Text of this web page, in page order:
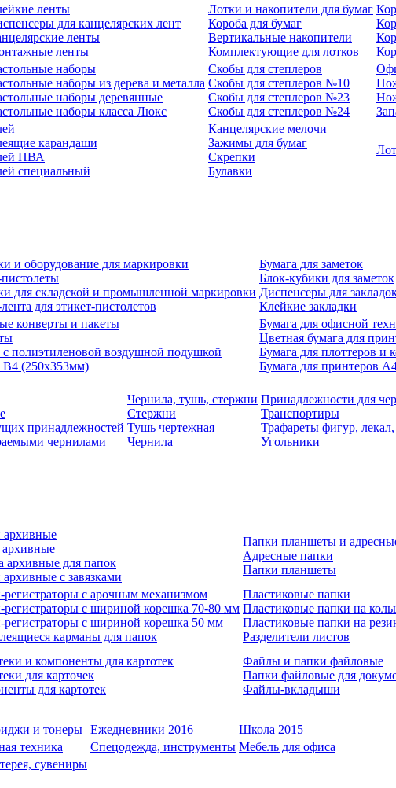
ленты
для канцелярских лент
ленты
ленты
Лотки и накопители для бумаг
Короба для бумаг
Вертикальные накопители
Комплектующие для лотков
наборы
наборы из дерева и металла
наборы деревянные
наборы класса Люкс
Скобы для степлеров
Скобы для степлеров №10
Скобы для степлеров №23
Скобы для степлеров №24
карандаши
ПВА
специальный
Канцелярские мелочи
Зажимы для бумаг
Скрепки
Булавки
и оборудование для маркировки
для складской и промышленной маркировки
для этикет-пистолетов
Бумага для заметок
Блок-кубики для заметок
Диспенсеры для
Клейкие закладки
конверты и пакеты
полиэтиленовой воздушной подушкой
В4 (250х353мм)
Бумага для офисной
Цветная бумага для
Бумага для плоттеров и
Бумага для принтеров
принадлежностей
чернилами
Чернила, тушь, стержни
Стержни
Тушь чертежная
Чернила
Принадлежности для
Транспортиры
Трафареты фигур,
Угольники
архивные для папок
с завязками
Папки планшеты и
Адресные папки
Папки планшеты
с арочным механизмом
с шириной корешка 70-80 мм
с шириной корешка 50 мм
карманы для папок
Пластиковые папки
Пластиковые папки на
Пластиковые папки на
Разделители листов
и компоненты для картотек
для карточек
для картотек
Файлы и папки файловые
Папки файловые для
Файлы-вкладыши
и тонеры Ежедневники 2016
Школа 2015
техника Спецодежда, инструменты Мебель для офиса
сувениры